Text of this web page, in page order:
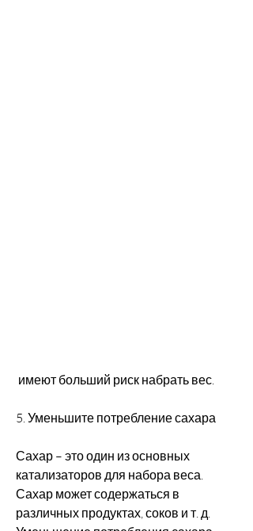
имеют больший риск набрать вес.
5. Уменьшите потребление сахара
Сахар – это один из основных
катализаторов для набора веса.
Сахар может содержаться в
различных продуктах, соков и т. д.